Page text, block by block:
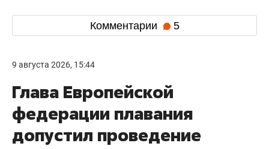
Комментарии 5
9 августа 2026, 15:44
Глава Европейской
федерации плавания
допустил проведение